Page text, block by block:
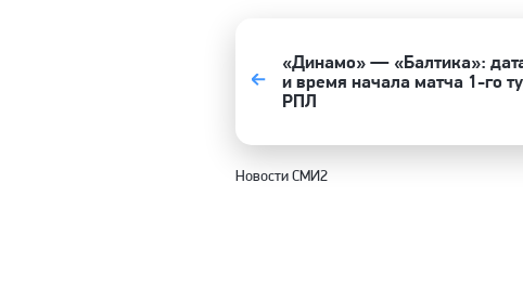
«Динамо» — «Балтика»:
и время начала матча 1-го
РПЛ
Новости СМИ2